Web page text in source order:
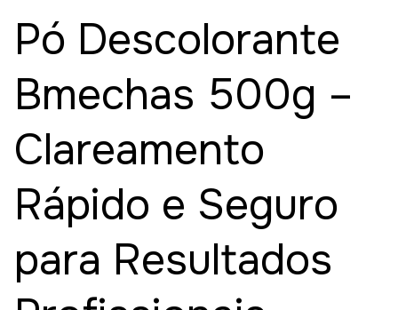
Pó Descolorante
Bmechas 500g –
Clareamento
Rápido e Seguro
para Resultados